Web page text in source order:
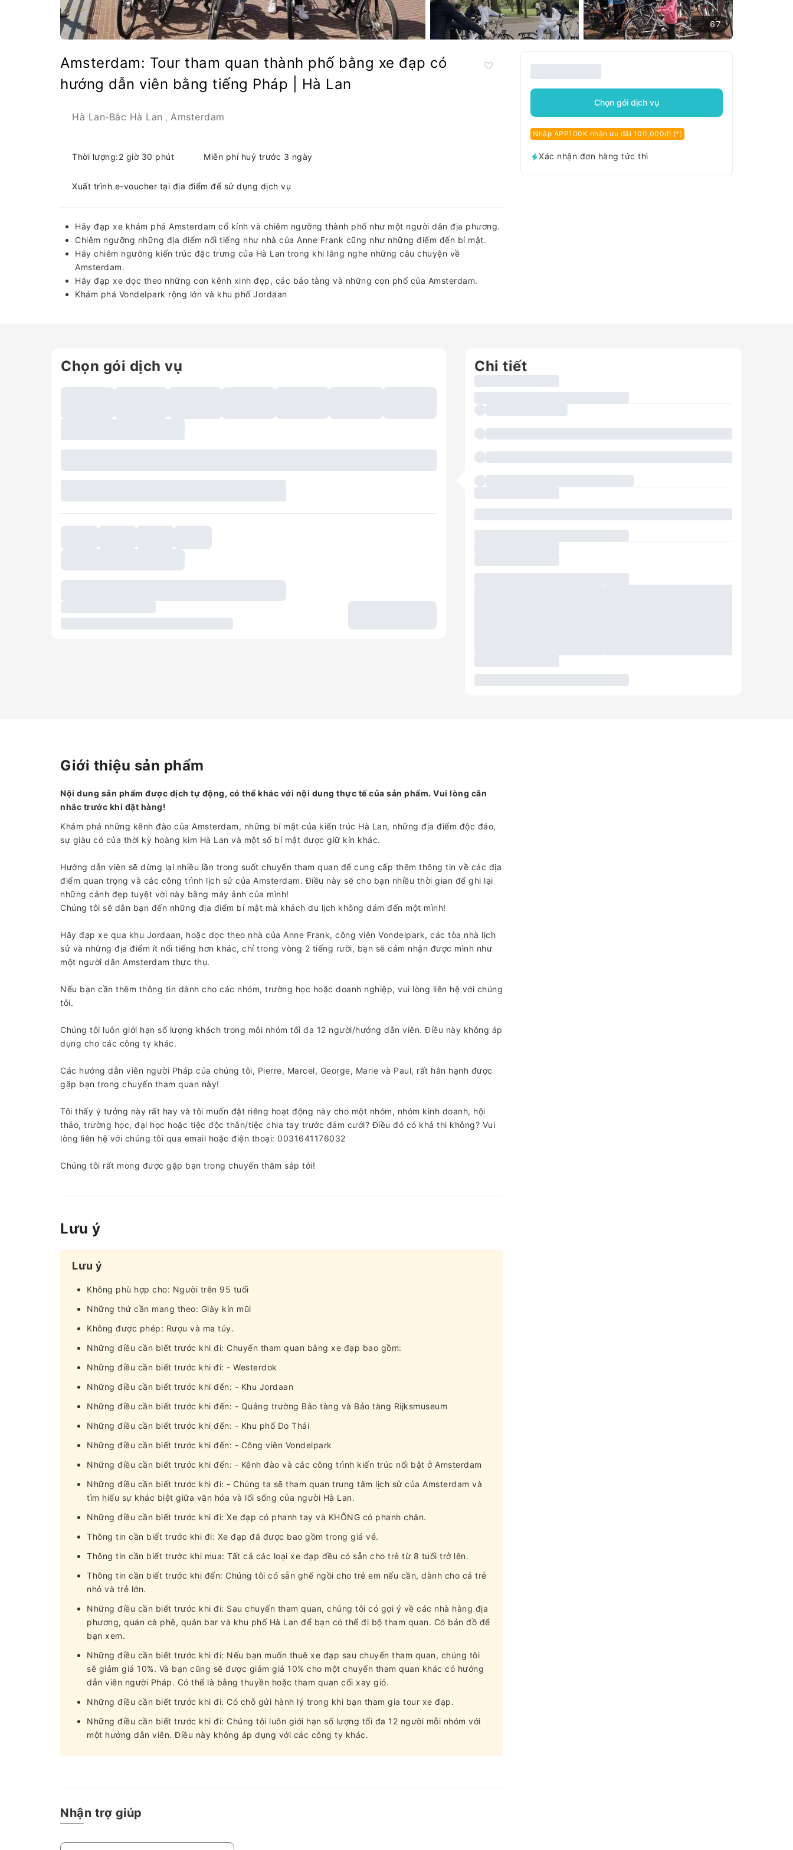
67
Amsterdam: Tour tham quan thành phố bằng xe đạp có
hướng dẫn viên bằng tiếng Pháp | Hà Lan
Hà Lan-Bắc Hà Lan , Amsterdam
Thời lượng:2 giờ 30 phút Miễn phí huỷ trước 3 ngày
Xuất trình e-voucher tại địa điểm để sử dụng dịch vụ
Hãy đạp xe khám phá Amsterdam cổ kính và chiêm ngưỡng thành phố như một người dân địa phương.
Chiêm ngưỡng những địa điểm nổi tiếng như nhà của Anne Frank cũng như những điểm đến bí mật.
Hãy chiêm ngưỡng kiến ​​trúc đặc trưng của Hà Lan trong khi lắng nghe những câu chuyện về
Amsterdam.
Hãy đạp xe dọc theo những con kênh xinh đẹp, các bảo tàng và những con phố của Amsterdam.
Khám phá Vondelpark rộng lớn và khu phố Jordaan
Chọn gói dịch vụ
Nhập APP100K nhận ưu đãi 100,000đ! (*)
Xác nhận đơn hàng tức thì
Chọn gói dịch vụ Chi tiết
Giới thiệu sản phẩm
Nội dung sản phẩm được dịch tự động, có thể khác với nội dung thực tế của sản phẩm. Vui lòng cân
nhắc trước khi đặt hàng!
Khám phá những kênh đào của Amsterdam, những bí mật của kiến ​​trúc Hà Lan, những địa điểm độc đáo,
sự giàu có của thời kỳ hoàng kim Hà Lan và một số bí mật được giữ kín khác.
Hướng dẫn viên sẽ dừng lại nhiều lần trong suốt chuyến tham quan để cung cấp thêm thông tin về các địa
điểm quan trọng và các công trình lịch sử của Amsterdam. Điều này sẽ cho bạn nhiều thời gian để ghi lại
những cảnh đẹp tuyệt vời này bằng máy ảnh của mình!
Chúng tôi sẽ dẫn bạn đến những địa điểm bí mật mà khách du lịch không dám đến một mình!
Hãy đạp xe qua khu Jordaan, hoặc dọc theo nhà của Anne Frank, công viên Vondelpark, các tòa nhà lịch
sử và những địa điểm ít nổi tiếng hơn khác, chỉ trong vòng 2 tiếng rưỡi, bạn sẽ cảm nhận được mình như
một người dân Amsterdam thực thụ.
Nếu bạn cần thêm thông tin dành cho các nhóm, trường học hoặc doanh nghiệp, vui lòng liên hệ với chúng
tôi.
Chúng tôi luôn giới hạn số lượng khách trong mỗi nhóm tối đa 12 người/hướng dẫn viên. Điều này không áp
dụng cho các công ty khác.
Các hướng dẫn viên người Pháp của chúng tôi, Pierre, Marcel, George, Marie và Paul, rất hân hạnh được
gặp bạn trong chuyến tham quan này!
Tôi thấy ý tưởng này rất hay và tôi muốn đặt riêng hoạt động này cho một nhóm, nhóm kinh doanh, hội
thảo, trường học, đại học hoặc tiệc độc thân/tiệc chia tay trước đám cưới? Điều đó có khả thi không? Vui
lòng liên hệ với chúng tôi qua email hoặc điện thoại: 0031641176032
Chúng tôi rất mong được gặp bạn trong chuyến thăm sắp tới!
Lưu ý
Lưu ý
Không phù hợp cho: Người trên 95 tuổi
Những thứ cần mang theo: Giày kín mũi
Không được phép: Rượu và ma túy.
Những điều cần biết trước khi đi: Chuyến tham quan bằng xe đạp bao gồm:
Những điều cần biết trước khi đi: - Westerdok
Những điều cần biết trước khi đến: - Khu Jordaan
Những điều cần biết trước khi đến: - Quảng trường Bảo tàng và Bảo tàng Rijksmuseum
Những điều cần biết trước khi đến: - Khu phố Do Thái
Những điều cần biết trước khi đến: - Công viên Vondelpark
Những điều cần biết trước khi đến: - Kênh đào và các công trình kiến ​​trúc nổi bật ở Amsterdam
Những điều cần biết trước khi đi: - Chúng ta sẽ tham quan trung tâm lịch sử của Amsterdam và
tìm hiểu sự khác biệt giữa văn hóa và lối sống của người Hà Lan.
Những điều cần biết trước khi đi: Xe đạp có phanh tay và KHÔNG có phanh chân.
Thông tin cần biết trước khi đi: Xe đạp đã được bao gồm trong giá vé.
Thông tin cần biết trước khi mua: Tất cả các loại xe đạp đều có sẵn cho trẻ từ 8 tuổi trở lên.
Thông tin cần biết trước khi đến: Chúng tôi có sẵn ghế ngồi cho trẻ em nếu cần, dành cho cả trẻ
nhỏ và trẻ lớn.
Những điều cần biết trước khi đi: Sau chuyến tham quan, chúng tôi có gợi ý về các nhà hàng địa
phương, quán cà phê, quán bar và khu phố Hà Lan để bạn có thể đi bộ tham quan. Có bản đồ để
bạn xem.
Những điều cần biết trước khi đi: Nếu bạn muốn thuê xe đạp sau chuyến tham quan, chúng tôi
sẽ giảm giá 10%. Và bạn cũng sẽ được giảm giá 10% cho một chuyến tham quan khác có hướng
dẫn viên người Pháp. Có thể là bằng thuyền hoặc tham quan cối xay gió.
Những điều cần biết trước khi đi: Có chỗ gửi hành lý trong khi bạn tham gia tour xe đạp.
Những điều cần biết trước khi đi: Chúng tôi luôn giới hạn số lượng tối đa 12 người mỗi nhóm với
một hướng dẫn viên. Điều này không áp dụng với các công ty khác.
Nhận trợ giúp